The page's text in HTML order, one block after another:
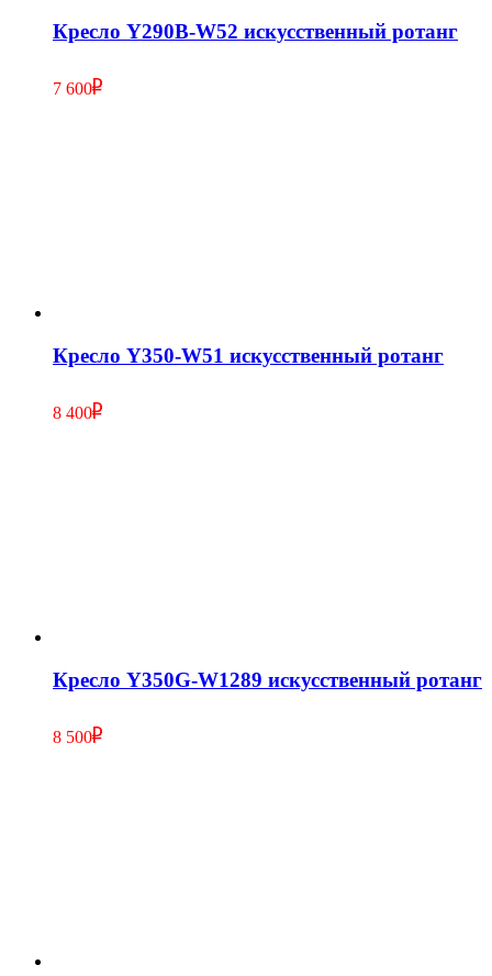
Кресло Y290В-W52 искусственный ротанг
7 600
Кресло Y350-W51 искусственный ротанг
8 400
Кресло Y350G-W1289 искусственный ротанг
8 500